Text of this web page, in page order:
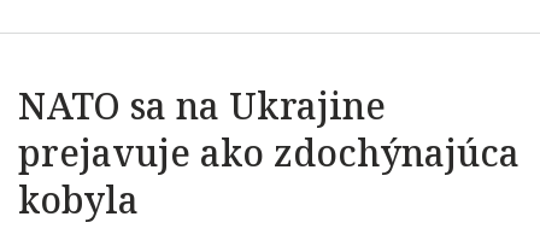
NATO sa na Ukrajine
prejavuje ako zdochýnajúca
kobyla